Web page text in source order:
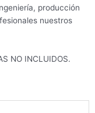
producción
nuestros
NO INCLUIDOS.